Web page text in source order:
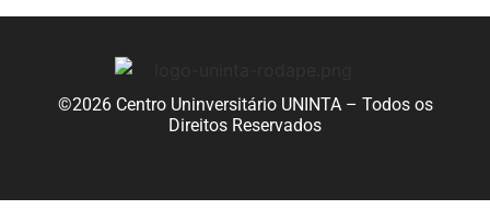
©2026 Centro Uninversitário UNINTA – Todos os
Direitos Reservados